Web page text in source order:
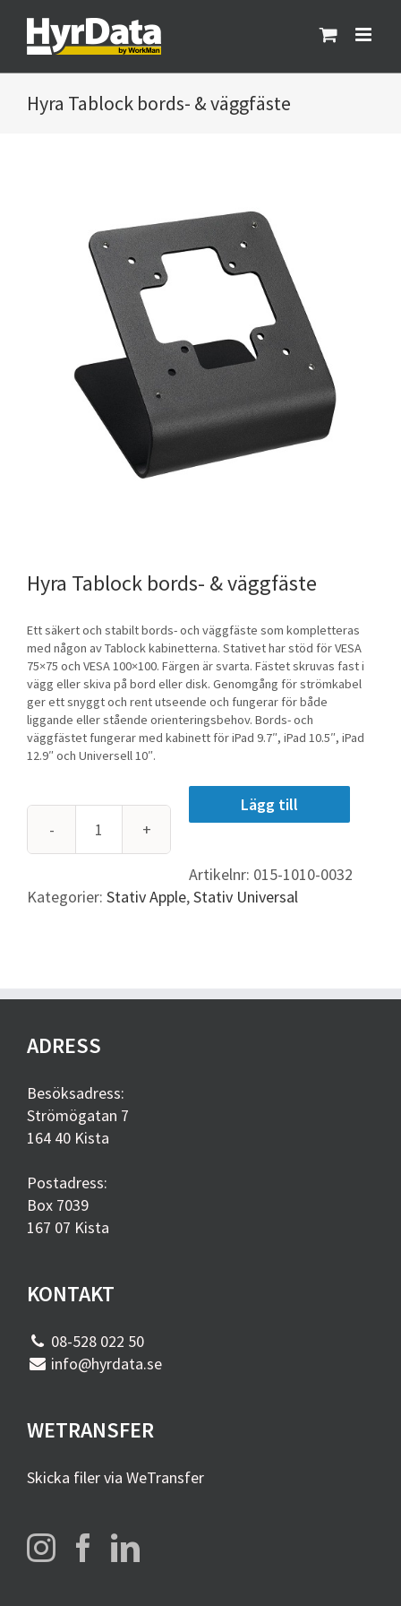
innehållet
Tablock bords- & väggfäste
Tablock bords- & väggfäste
Ett säkert och stabilt bords- och väggfäste som kompletteras
med någon av Tablock kabinetterna. Stativet har stöd för VESA
75×75 och VESA 100×100. Färgen är svarta. Fästet skruvas fast i
vägg eller skiva på bord eller disk. Genomgång för strömkabel
ger ett snyggt och rent utseende och fungerar för både
liggande eller stående orienteringsbehov. Bords- och
väggfästet fungerar med kabinett för iPad 9.7″, iPad 10.5″, iPad
12.9″ och Universell 10″.
Tablock
väggfäste
Lägg till
Artikelnr: 015-1010-0032
Kategorier: Stativ Apple,Stativ Universal
ADRESS
Besöksadress:
Strömögatan 7
164 40 Kista
Postadress:
Box 7039
167 07 Kista
KONTAKT
08-528 022 50
info@hyrdata.se
WETRANSFER
Skicka filer via WeTransfer